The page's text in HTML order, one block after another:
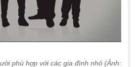
phù hợp với các gia đình nhỏ (Ảnh: